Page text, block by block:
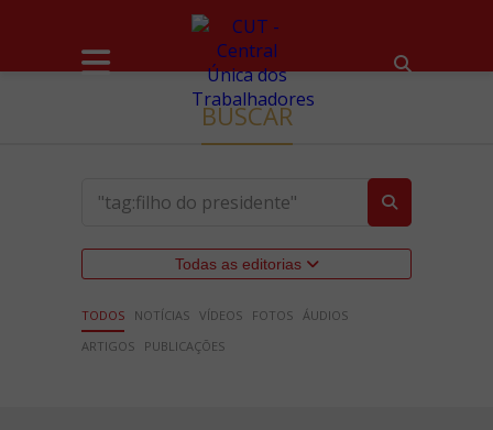
BUSCAR
Todas as editorias
TODOS NOTÍCIAS VÍDEOS FOTOS ÁUDIOS
ARTIGOS
PUBLICAÇÕES